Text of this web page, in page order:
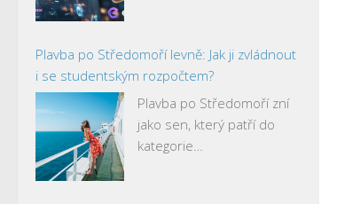
Plavba po Středomoří levně: Jak ji zvládnout
i se studentským rozpočtem?
Plavba po Středomoří zní
jako sen, který patří do
kategorie…